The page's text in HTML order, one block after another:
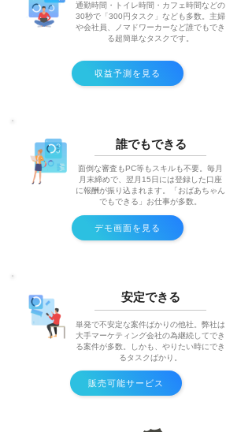
通勤時間・トイレ時間・カフェ時間などの
30秒で「300円タスク」なども多数。主婦
や会社員、ノマドワーカーなど誰でもでき
る超簡単なタスクです。
収益予測を見る
誰でもできる
面倒な審査もPC等もスキルも不要。毎月
月末締めで、翌月15日には登録した口座
に報酬が振り込まれます。「おばあちゃん
でもできる」お仕事が多数。
デモ画面を見る
安定できる
単発で不安定な案件ばかりの他社。弊社は
大手マーケティング会社の為継続してでき
る案件が多数。しかも、やりたい時にでき
るタスクばかり。
販売可能サービス